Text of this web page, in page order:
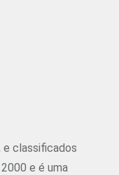
e classificados
e é uma